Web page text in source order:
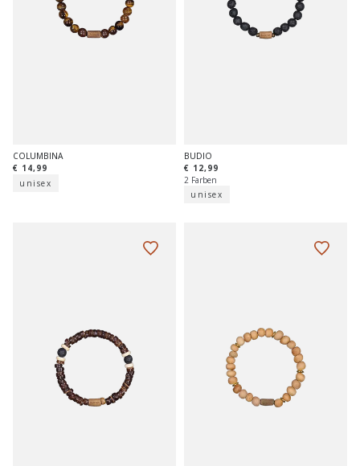
COLUMBINA
€ 14,99
unisex
BUDIO
€ 12,99
2 Farben
unisex